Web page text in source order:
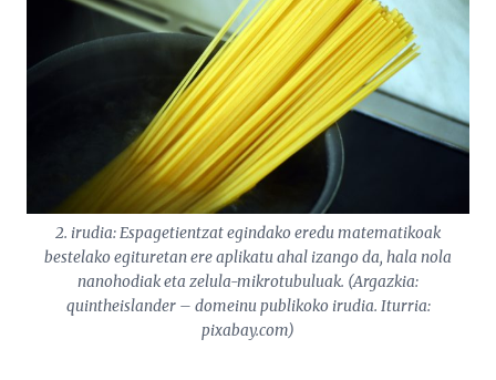
2. irudia: Espagetientzat egindako eredu matematikoak
bestelako egituretan ere aplikatu ahal izango da, hala nola
nanohodiak eta zelula-mikrotubuluak. (Argazkia:
quintheislander – domeinu publikoko irudia. Iturria:
pixabay.com)